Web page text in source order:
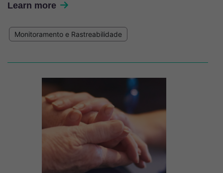
Learn more
Monitoramento e Rastreabilidade